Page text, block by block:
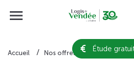
Étude
Accueil Nos offres de maison +